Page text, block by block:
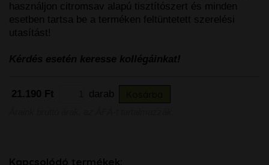
használjon citromsav alapú tisztítószert és minden
esetben tartsa be a terméken feltüntetett szerelési
utasítást!
Kérdés esetén keresse kollégáinkat!
21.190 Ft darab
Kapcsolódó termékek: